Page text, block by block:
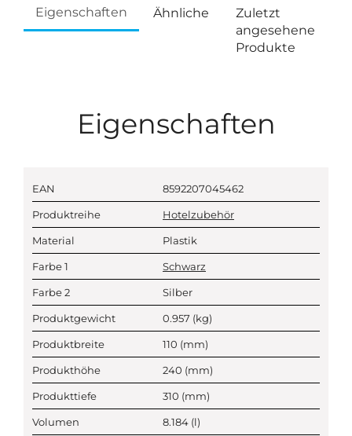
Eigenschaften Ähnliche
Zuletzt
angesehene
Produkte
Eigenschaften
EAN 8592207045462
Produktreihe Hotelzubehör
Material Plastik
Farbe 1 Schwarz
Farbe 2 Silber
Produktgewicht 0.957 (kg)
Produktbreite 110 (mm)
Produkthöhe 240 (mm)
Produkttiefe 310 (mm)
Volumen 8.184 (l)